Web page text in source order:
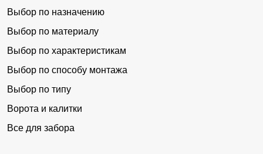
Выбор по назначению
Выбор по материалу
Выбор по характеристикам
Выбор по способу монтажа
Выбор по типу
Ворота и калитки
Все для забора